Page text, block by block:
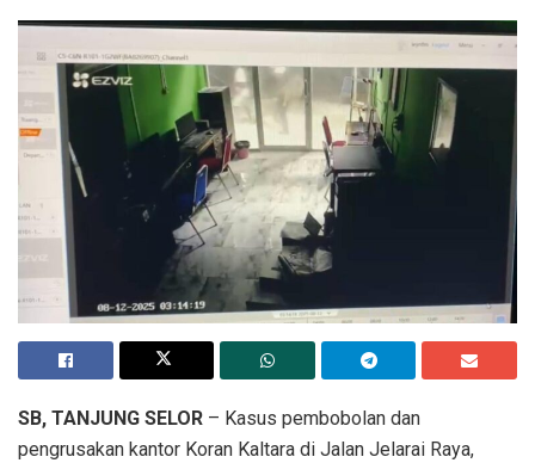
SB, TANJUNG SELOR – Kasus pembobolan dan
pengrusakan kantor Koran Kaltara di Jalan Jelarai Raya,